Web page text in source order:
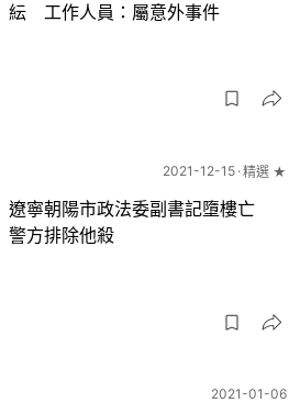
紜 工作人員：屬意外事件
2021-12-15 精選 ★
遼寧朝陽市政法委副書記墮樓亡
警方排除他殺
2021-01-06